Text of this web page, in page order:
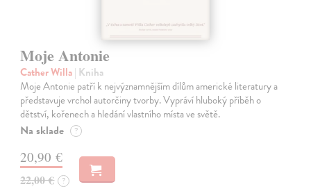
Moje Antonie
Cather Willa| Kniha
Moje Antonie patří k nejvýznamnějším dílům americké literatury a
představuje vrchol autorčiny tvorby. Vypráví hluboký příběh o
dětství, kořenech a hledání vlastního místa ve světě.
Na sklade ?
20,90 €
22,00 € ?